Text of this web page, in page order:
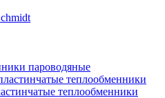
пароводяные
теплообменники
теплообменники